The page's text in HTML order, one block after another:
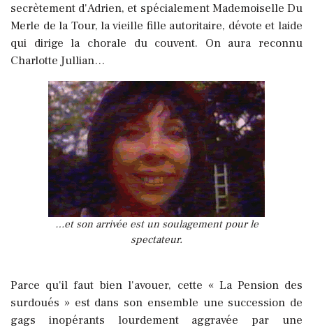
secrètement d'Adrien, et spécialement Mademoiselle Du
Merle de la Tour, la vieille fille autoritaire, dévote et laide
qui dirige la chorale du couvent. On aura reconnu
Charlotte Jullian…
…et son arrivée est un soulagement pour le
spectateur.
Parce qu'il faut bien l'avouer, cette « La Pension des
surdoués » est dans son ensemble une succession de
gags inopérants lourdement aggravée par une